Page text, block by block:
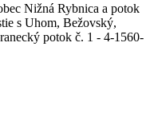
Nižná Rybnica a potok
s Uhom, Bežovský,
potok č. 1 - 4-1560-